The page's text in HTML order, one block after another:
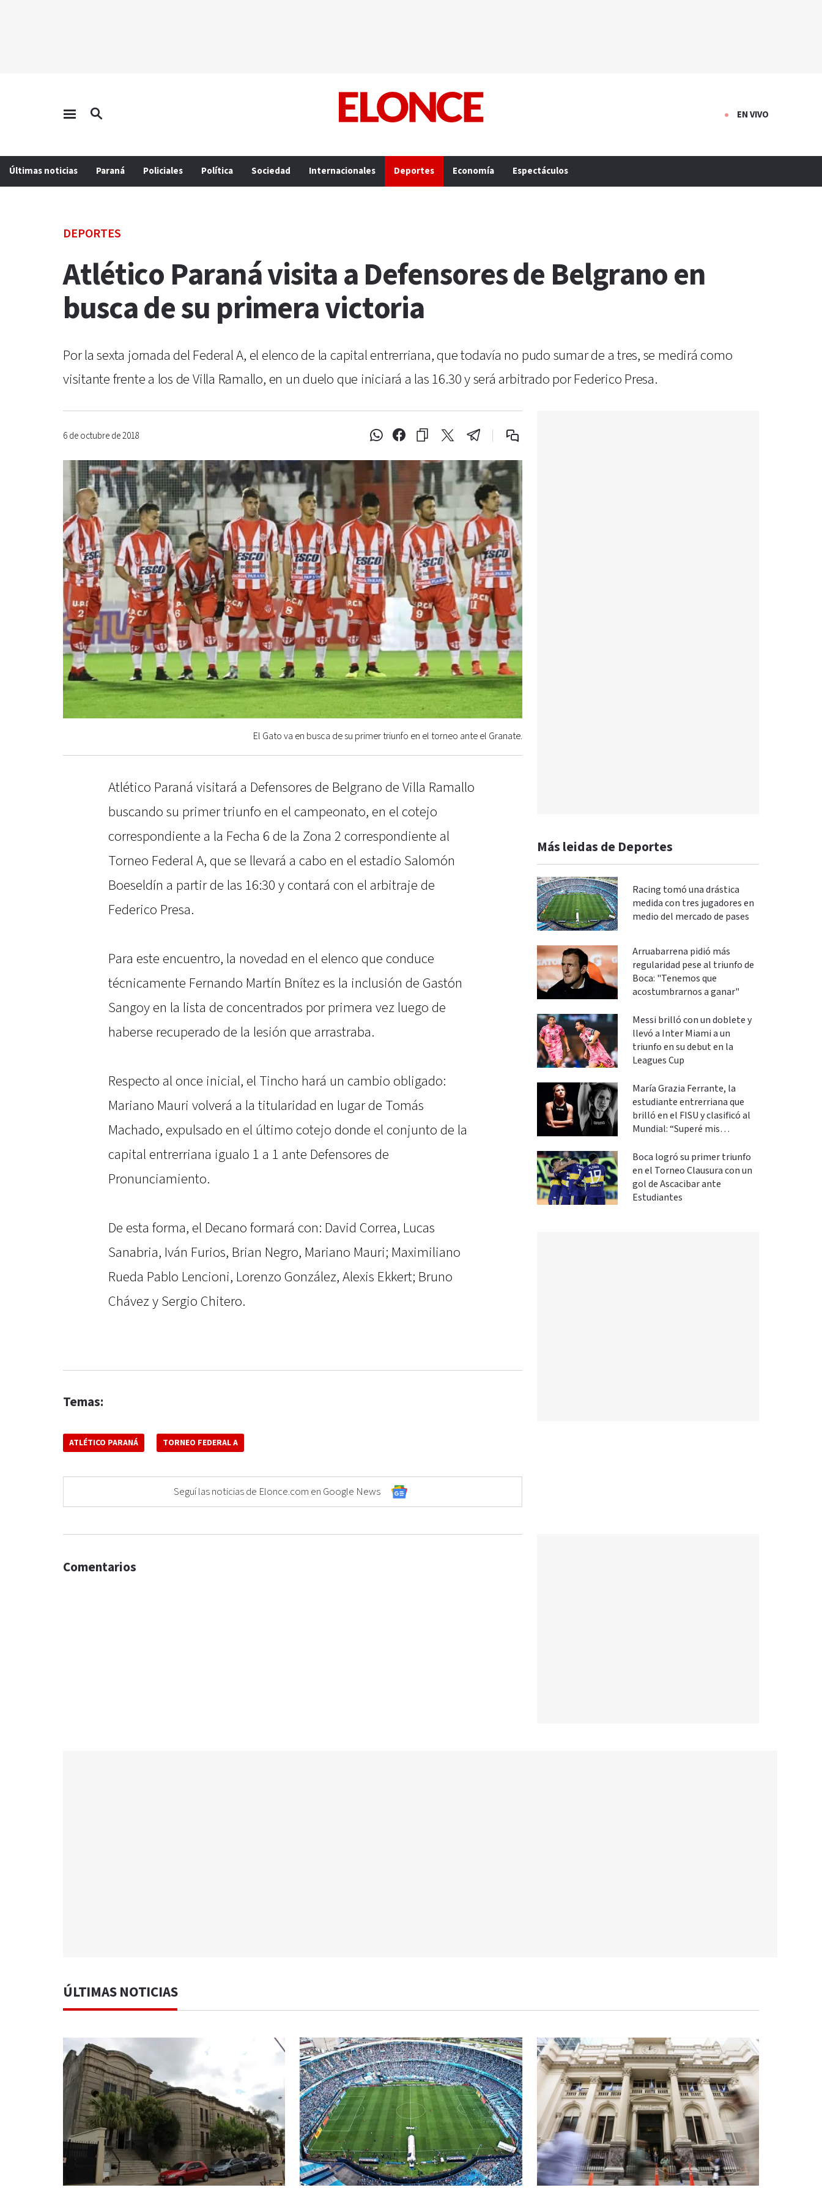
EN VIVO
Últimas noticias Paraná Policiales Política Sociedad Internacionales Deportes Economía Espectáculos
DEPORTES
Atlético Paraná visita a Defensores de Belgrano en
busca de su primera victoria
Por la sexta jornada del Federal A, el elenco de la capital entrerriana, que todavía no pudo sumar de a tres, se medirá como
visitante frente a los de Villa Ramallo, en un duelo que iniciará a las 16.30 y será arbitrado por Federico Presa.
6 de octubre de 2018
El Gato va en busca de su primer triunfo en el torneo ante el Granate.
Atlético Paraná visitará a Defensores de Belgrano de Villa Ramallo
buscando su primer triunfo en el campeonato, en el cotejo
correspondiente a la Fecha 6 de la Zona 2 correspondiente al
Torneo Federal A, que se llevará a cabo en el estadio Salomón
Boeseldín a partir de las 16:30 y contará con el arbitraje de
Federico Presa.
Para este encuentro, la novedad en el elenco que conduce
técnicamente Fernando Martín Bnítez es la inclusión de Gastón
Sangoy en la lista de concentrados por primera vez luego de
haberse recuperado de la lesión que arrastraba.
Respecto al once inicial, el Tincho hará un cambio obligado:
Mariano Mauri volverá a la titularidad en lugar de Tomás
Machado, expulsado en el último cotejo donde el conjunto de la
capital entrerriana igualo 1 a 1 ante Defensores de
Pronunciamiento.
De esta forma, el Decano formará con: David Correa, Lucas
Sanabria, Iván Furios, Brian Negro, Mariano Mauri; Maximiliano
Rueda Pablo Lencioni, Lorenzo González, Alexis Ekkert; Bruno
Chávez y Sergio Chitero.
Temas:
ATLÉTICO PARANÁ TORNEO FEDERAL A
Seguí las noticias de Elonce.com en Google News
Más leidas de Deportes
Racing tomó una drástica
medida con tres jugadores en
medio del mercado de pases
Arruabarrena pidió más
regularidad pese al triunfo de
Boca: "Tenemos que
acostumbrarnos a ganar"
Messi brilló con un doblete y
llevó a Inter Miami a un
triunfo en su debut en la
Leagues Cup
María Grazia Ferrante, la
estudiante entrerriana que
brilló en el FISU y clasificó al
Mundial: “Superé mis
Boca logró su primer triunfo
en el Torneo Clausura con un
gol de Ascacibar ante
Estudiantes
Comentarios
ÚLTIMAS NOTICIAS